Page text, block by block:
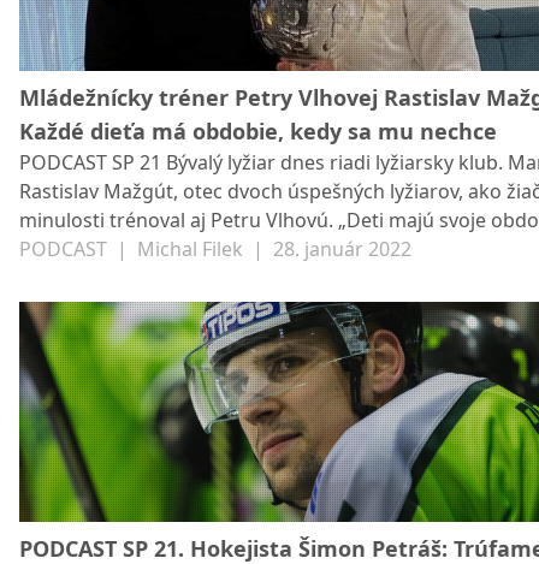
Mládežnícky tréner Petry Vlhovej Rastislav
Každé dieťa má obdobie, kedy sa mu nechce
PODCAST SP 21 Bývalý lyžiar dnes riadi lyžiarsky klub. Martinčan
Rastislav Mažgút, otec dvoch úspešných lyžiarov, ako
minulosti trénoval aj Petru Vlhovú. „Deti majú svoje obdobia,
kedy chcú lyžovať, potom sa im chvíľu nechce. To
sa im nesmie znechutiť.“ FOTO: Archív Rastislava
PODCAST | Michal Filek | 28. január 2022
PODCAST SP 21. Hokejista Šimon Petráš: Trúfame si